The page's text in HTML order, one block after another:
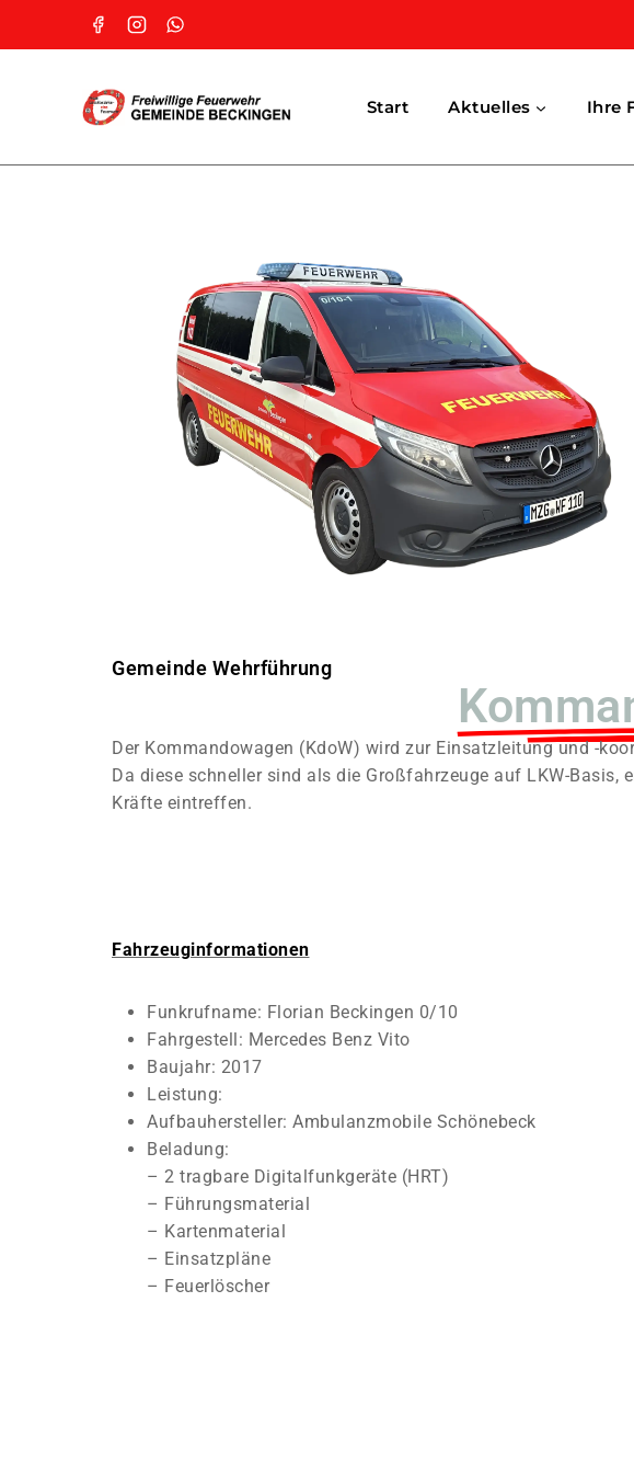
Start Aktuelles Ihre
Gemeinde Wehrführung
Der Kommandowagen (KdoW) wird zur Einsatzleitung und -
Da diese schneller sind als die Großfahrzeuge auf LKW-Basis,
Kräfte eintreffen.
Fahrzeuginformationen
Funkrufname: Florian Beckingen 0/10
Fahrgestell: Mercedes Benz Vito
Baujahr: 2017
Leistung:
Aufbauhersteller: Ambulanzmobile Schönebeck
Beladung:
– 2 tragbare Digitalfunkgeräte (HRT)
– Führungsmaterial
– Kartenmaterial
– Einsatzpläne
– Feuerlöscher